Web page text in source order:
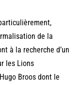
de la
à la recherche d’un
les Lions
Broos dont le